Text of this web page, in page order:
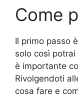
Come
Il primo passo
solo così
è importante
Rivolgendoti
cosa fare e